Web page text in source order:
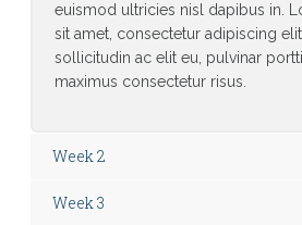
euismod ultricies nisl dapibus in.
sit amet, consectetur adipiscing
sollicitudin ac elit eu, pulvinar
maximus consectetur risus.
Week 2
Week 3